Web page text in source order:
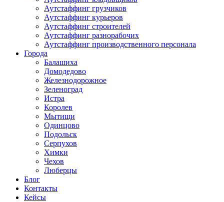
Аутстаффинг грузчиков
Аутстаффинг курьеров
Аутстаффинг строителей
Аутстаффинг разнорабочих
Аутстаффинг производственного персонала
Города
Балашиха
Домодедово
Железнодорожное
Зеленоград
Истра
Королев
Мытищи
Одинцово
Подольск
Серпухов
Химки
Чехов
Люберцы
Блог
Контакты
Кейсы